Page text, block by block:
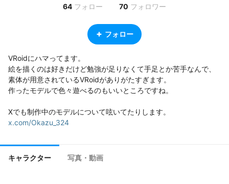
64 フォロー 70 フォロワー
フォロー
VRoidにハマってます。
絵を描くのは好きだけど勉強が足りなくて手足とか苦手なんで、
素体が用意されているVRoidがありがたすぎます。
作ったモデルで色々遊べるのもいいところですね。
x.com/Okazu_324
キャラクター 写真・動画